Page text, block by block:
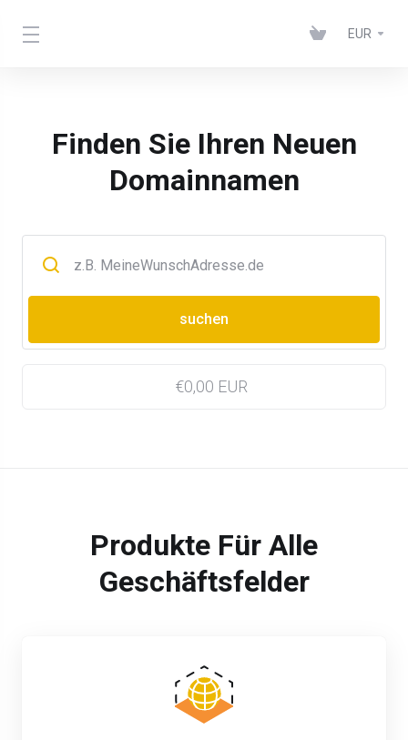
EUR
Finden Sie Ihren Neuen
Domainnamen
€0,00 EUR
Produkte Für Alle
Geschäftsfelder